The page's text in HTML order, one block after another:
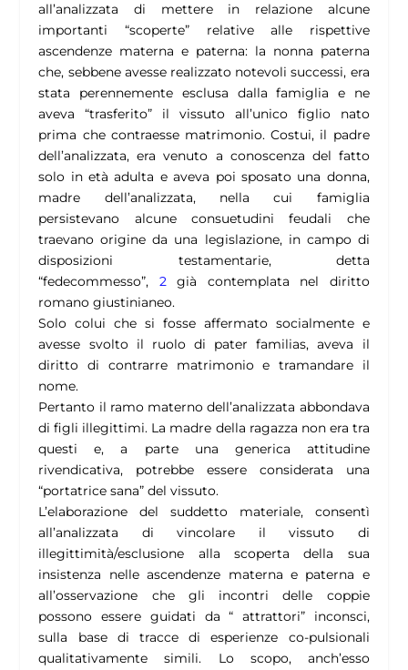
all’analizzata di mettere in relazione alcune
importanti “scoperte” relative alle rispettive
ascendenze materna e paterna: la nonna paterna
che, sebbene avesse realizzato notevoli successi, era
stata perennemente esclusa dalla famiglia e ne
aveva “trasferito” il vissuto all’unico figlio nato
prima che contraesse matrimonio. Costui, il padre
dell’analizzata, era venuto a conoscenza del fatto
solo in età adulta e aveva poi sposato una donna,
madre dell’analizzata, nella cui famiglia
persistevano alcune consuetudini feudali che
traevano origine da una legislazione, in campo di
disposizioni testamentarie, detta
“fedecommesso”, 2già contemplata nel diritto
romano giustinianeo.
Solo colui che si fosse affermato socialmente e
avesse svolto il ruolo di pater familias, aveva il
diritto di contrarre matrimonio e tramandare il
nome.
Pertanto il ramo materno dell’analizzata abbondava
di figli illegittimi. La madre della ragazza non era tra
questi e, a parte una generica attitudine
rivendicativa, potrebbe essere considerata una
“portatrice sana” del vissuto.
L’elaborazione del suddetto materiale, consentì
all’analizzata di vincolare il vissuto di
illegittimità/esclusione alla scoperta della sua
insistenza nelle ascendenze materna e paterna e
all’osservazione che gli incontri delle coppie
possono essere guidati da “ attrattori” inconsci,
sulla base di tracce di esperienze co-pulsionali
qualitativamente simili. Lo scopo, anch’esso